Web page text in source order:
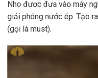
Nho được đưa vào máy
giải phóng nước ép. Tạo
(gọi là must).